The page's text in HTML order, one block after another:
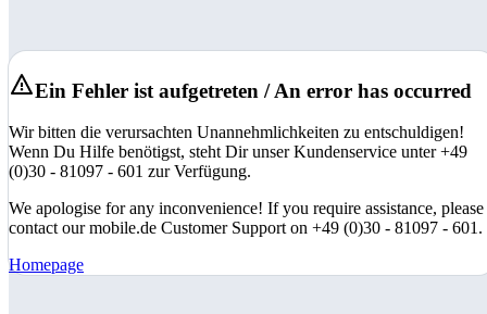
Ein Fehler ist aufgetreten / An error has occurred
Wir bitten die verursachten Unannehmlichkeiten zu entschuldigen!
Wenn Du Hilfe benötigst, steht Dir unser Kundenservice unter +49
(0)30 - 81097 - 601 zur Verfügung.
We apologise for any inconvenience! If you require assistance, please
contact our mobile.de Customer Support on +49 (0)30 - 81097 - 601.
Homepage